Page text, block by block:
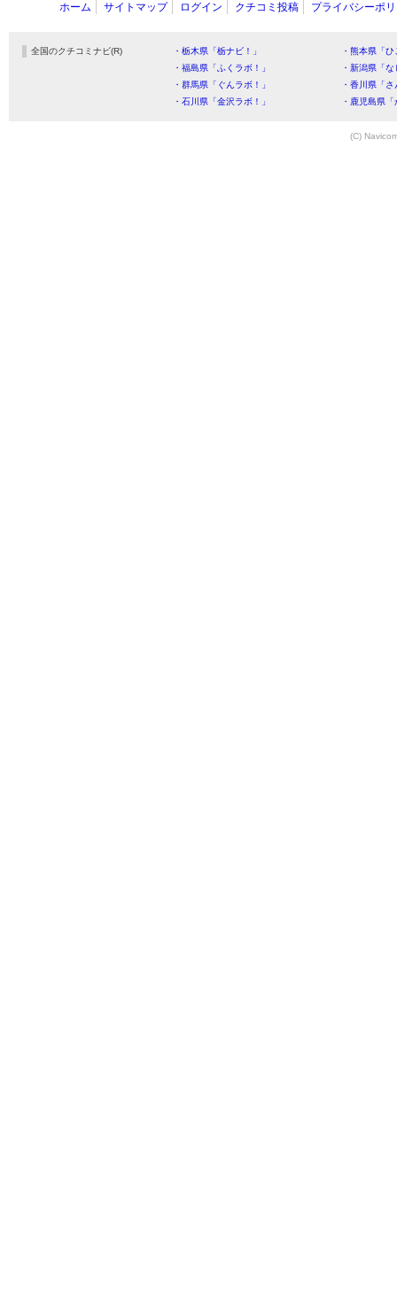
ホーム サイトマップ ログイン クチコミ投稿 プライバシーポ
全国のクチコミナビ(R) ・栃木県「栃ナビ！」
・熊本県「
・福島県「ふくラボ！」
・新潟県「
・群馬県「ぐんラボ！」
・香川県「
・石川県「金沢ラボ！」
・鹿児島県
(C)